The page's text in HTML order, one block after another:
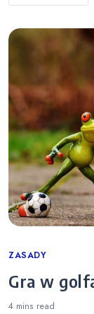
Categories
ZASADY
Gra w
4 mins read